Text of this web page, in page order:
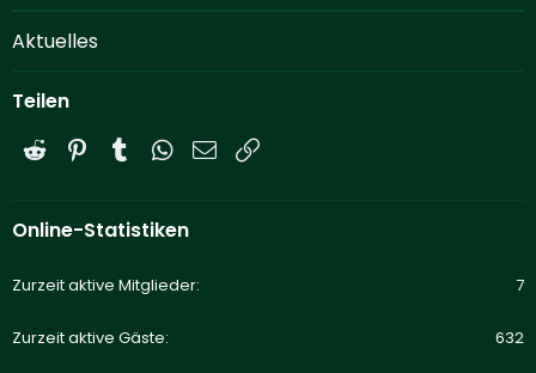
Aktuelles
Teilen
Reddit PinterestTumblrWhatsApp
E-Mail
Online-Statistiken
Zurzeit aktive Mitglieder 7
Zurzeit aktive Gäste 632